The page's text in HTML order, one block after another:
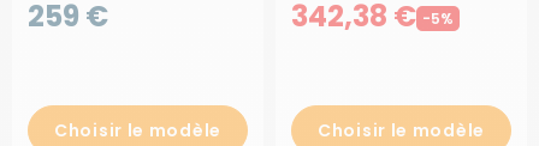
259 €
Choisir le modèle
342,38 € -5%
Choisir le modèle